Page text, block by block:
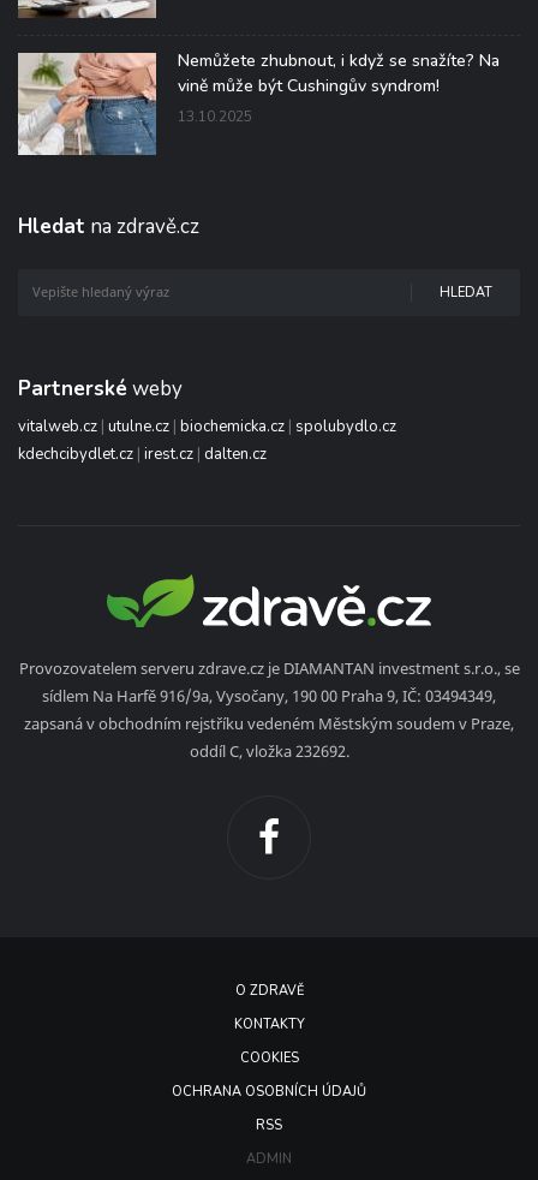
Nemůžete zhubnout, i když se snažíte? Na
vině může být Cushingův syndrom!
13.10.2025
Hledat na zdravě.cz
HLEDAT
Partnerské weby
vitalweb.cz | utulne.cz | biochemicka.cz | spolubydlo.cz
kdechcibydlet.cz | irest.cz | dalten.cz
Provozovatelem serveru zdrave.cz je DIAMANTAN investment s.r.o., se
sídlem Na Harfě 916/9a, Vysočany, 190 00 Praha 9, IČ: 03494349,
zapsaná v obchodním rejstříku vedeném Městským soudem v Praze,
oddíl C, vložka 232692.
O ZDRAVĚ
KONTAKTY
COOKIES
OCHRANA OSOBNÍCH ÚDAJŮ
RSS
ADMIN